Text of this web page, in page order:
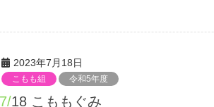
2023年7月18日
こもも組 令和5年度
7/18 こももぐみ